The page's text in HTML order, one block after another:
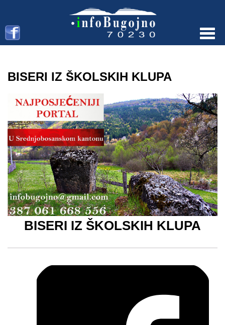
BISERI IZ ŠKOLSKIH KLUPA
BISERI IZ ŠKOLSKIH KLUPA